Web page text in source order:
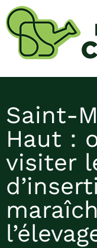
Saint-
Haut :
visiter